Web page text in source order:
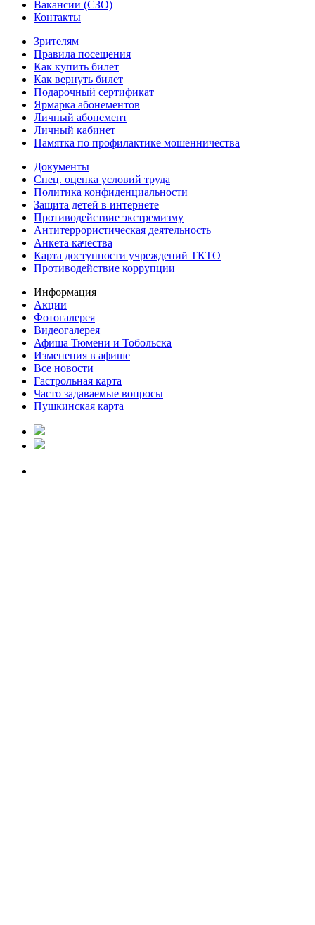
Вакансии (СЗО)
Контакты
Зрителям
Правила посещения
Как купить билет
Как вернуть билет
Подарочный сертификат
Ярмарка абонементов
Личный абонемент
Личный кабинет
Памятка по профилактике мошенничества
Документы
Спец. оценка условий труда
Политика конфиденциальности
Защита детей в интернете
Противодействие экстремизму
Антитеррористическая деятельность
Анкета качества
Карта доступности учреждений ТКТО
Противодействие коррупции
Информация
Акции
Фотогалерея
Видеогалерея
Афиша Тюмени и Тобольска
Изменения в афише
Все новости
Гастрольная карта
Часто задаваемые вопросы
Пушкинская карта